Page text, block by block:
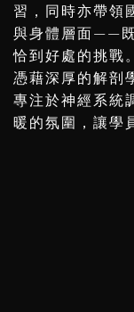
習，同時亦帶領
與身體層面——
恰到好處的挑戰。
憑藉深厚的解剖
專注於神經系統
暖的氛圍，讓學